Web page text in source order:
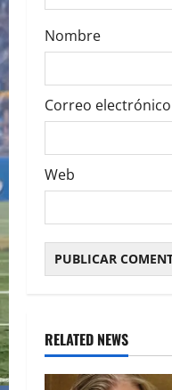
Nombre
Correo electrónico
Web
RELATED NEWS